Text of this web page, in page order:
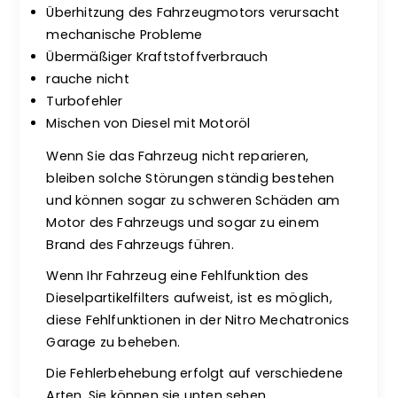
Überhitzung des Fahrzeugmotors verursacht
mechanische Probleme
Übermäßiger Kraftstoffverbrauch
rauche nicht
Turbofehler
Mischen von Diesel mit Motoröl
Wenn Sie das Fahrzeug nicht reparieren,
bleiben solche Störungen ständig bestehen
und können sogar zu schweren Schäden am
Motor des Fahrzeugs und sogar zu einem
Brand des Fahrzeugs führen.
Wenn Ihr Fahrzeug eine Fehlfunktion des
Dieselpartikelfilters aufweist, ist es möglich,
diese Fehlfunktionen in der Nitro Mechatronics
Garage zu beheben.
Die Fehlerbehebung erfolgt auf verschiedene